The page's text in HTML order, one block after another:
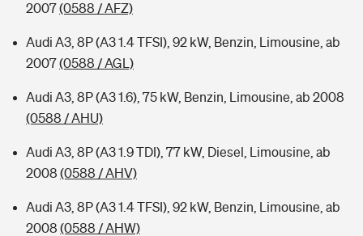
2007(0588 / AFZ)
Audi A3, 8P (A3 1.4 TFSI), 92 kW, Benzin, Limousine, ab
2007(0588 / AGL)
Audi A3, 8P (A3 1.6), 75 kW, Benzin, Limousine, ab 2008
(0588 / AHU)
Audi A3, 8P (A3 1.9 TDI), 77 kW, Diesel, Limousine, ab
2008 (0588 / AHV)
Audi A3, 8P (A3 1.4 TFSI), 92 kW, Benzin, Limousine, ab
2008 (0588 / AHW)